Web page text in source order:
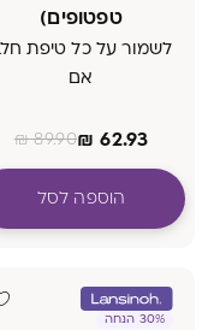
טפטופים)
לשמור על כל טיפת
אם
₪ 62.93
₪89.90
הוספה לסל
30% הנחה